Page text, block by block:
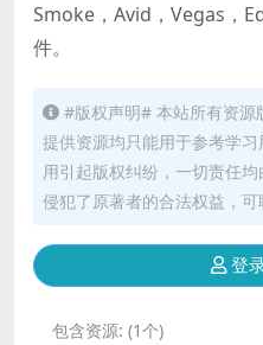
Smoke，Avid，Vegas，
件。
#版权声明# 本站所有资源
提供资源均只能用于参考学
用引起版权纠纷，一切责任
侵犯了原著者的合法权益，可
登
包含资源: (1个)